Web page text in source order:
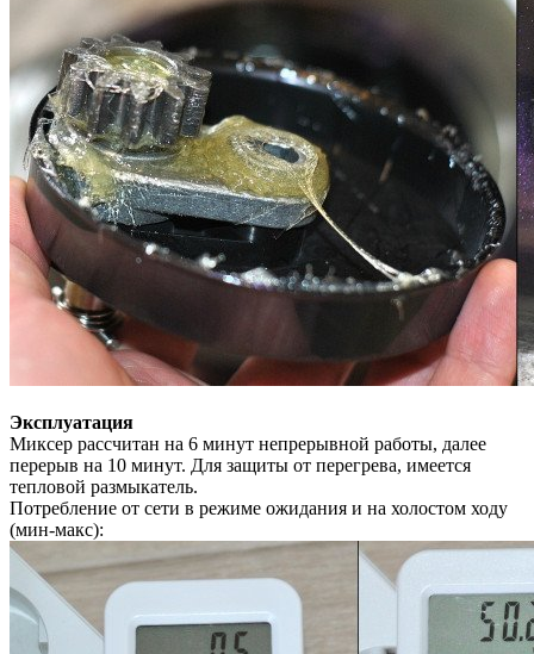
Эксплуатация
Миксер рассчитан на 6 минут непрерывной работы, далее
перерыв на 10 минут. Для защиты от перегрева, имеется
тепловой размыкатель.
Потребление от сети в режиме ожидания и на холостом ходу
(мин-макс):